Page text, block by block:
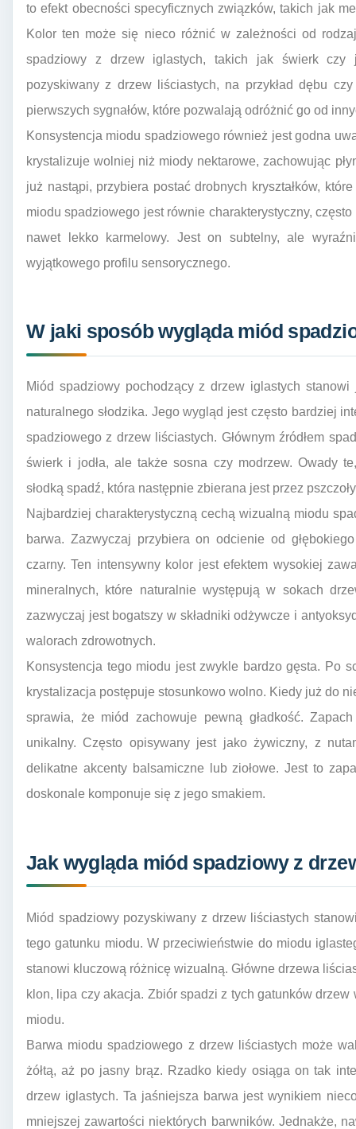
to efekt obecności specyficznych związków, takich jak
Kolor ten może się nieco różnić w zależności od
spadziowy z drzew iglastych, takich jak świerk czy
pozyskiwany z drzew liściastych, na przykład dębu
pierwszych sygnałów, które pozwalają odróżnić go od
Konsystencja miodu spadziowego również jest godna
krystalizuje wolniej niż miody nektarowe, zachowując
już nastąpi, przybiera postać drobnych kryształków,
miodu spadziowego jest równie charakterystyczny,
nawet lekko karmelowy. Jest on subtelny, ale
wyjątkowego profilu sensorycznego.
W jaki sposób wygląda miód
Miód spadziowy pochodzący z drzew iglastych
naturalnego słodzika. Jego wygląd jest często bardziej
spadziowego z drzew liściastych. Głównym źródłem
świerk i jodła, ale także sosna czy modrzew. Owady
słodką spadź, która następnie zbierana jest przez
Najbardziej charakterystyczną cechą wizualną miodu
barwa. Zazwyczaj przybiera on odcienie od
czarny. Ten intensywny kolor jest efektem wysokiej
mineralnych, które naturalnie występują w sokach
zazwyczaj jest bogatszy w składniki odżywcze i
walorach zdrowotnych.
Konsystencja tego miodu jest zwykle bardzo gęsta. Po
krystalizacja postępuje stosunkowo wolno. Kiedy już do
sprawia, że miód zachowuje pewną gładkość.
unikalny. Często opisywany jest jako żywiczny, z
delikatne akcenty balsamiczne lub ziołowe. Jest to
doskonale komponuje się z jego smakiem.
Jak wygląda miód spadziowy z
Miód spadziowy pozyskiwany z drzew liściastych
tego gatunku miodu. W przeciwieństwie do miodu
stanowi kluczową różnicę wizualną. Główne drzewa
klon, lipa czy akacja. Zbiór spadzi z tych gatunków
miodu.
Barwa miodu spadziowego z drzew liściastych może
żółtą, aż po jasny brąz. Rzadko kiedy osiąga on tak
drzew iglastych. Ta jaśniejsza barwa jest wynikiem
mniejszej zawartości niektórych barwników. Jednakże,